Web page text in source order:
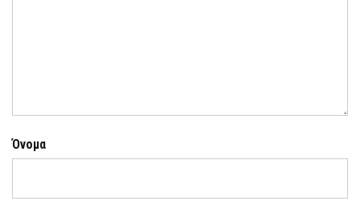
Όνομα